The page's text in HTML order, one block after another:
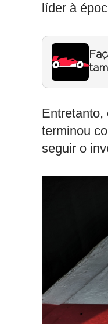
líder à
Entretanto,
terminou
seguir o